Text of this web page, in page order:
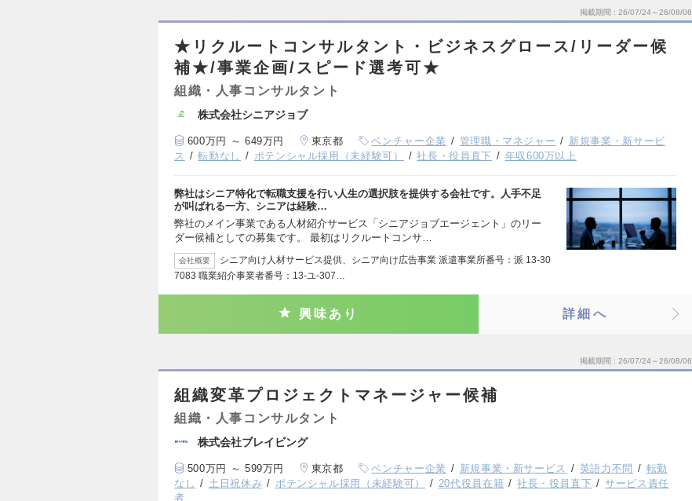
掲載期間 26/07/24～26/08/06
★リクルートコンサルタント・ビジネスグロース/リーダー候
補★/事業企画/スピード選考可★
組織・人事コンサルタント
株式会社シニアジョブ
600万円 ～ 649万円 東京都 ベンチャー企業 管理職・マネジャー
新規事業・新サービ
ス
転勤なし ポテンシャル採用（未経験可） 社長・役員直下 年収600万以上
弊社はシニア特化で転職支援を行い人生の選択肢を提供する会社です。人手不足
が叫ばれる一方、シニアは経験…
弊社のメイン事業である人材紹介サービス「シニアジョブエージェント」のリー
ダー候補としての募集です。 最初はリクルートコンサ…
会社概要
シニア向け人材サービス提供、シニア向け広告事業 派遣事業所番号：派 13-30
7083 職業紹介事業者番号：13-ユ-307…
興味あり 詳細へ
掲載期間 26/07/24～26/08/06
組織変革プロジェクトマネージャー候補
組織・人事コンサルタント
株式会社ブレイビング
500万円 ～ 599万円 東京都 ベンチャー企業 新規事業・新サービス 英語力不問
転勤
なし
土日祝休み ポテンシャル採用（未経験可） 20代役員在籍 社長・役員直下
サービス責任
者